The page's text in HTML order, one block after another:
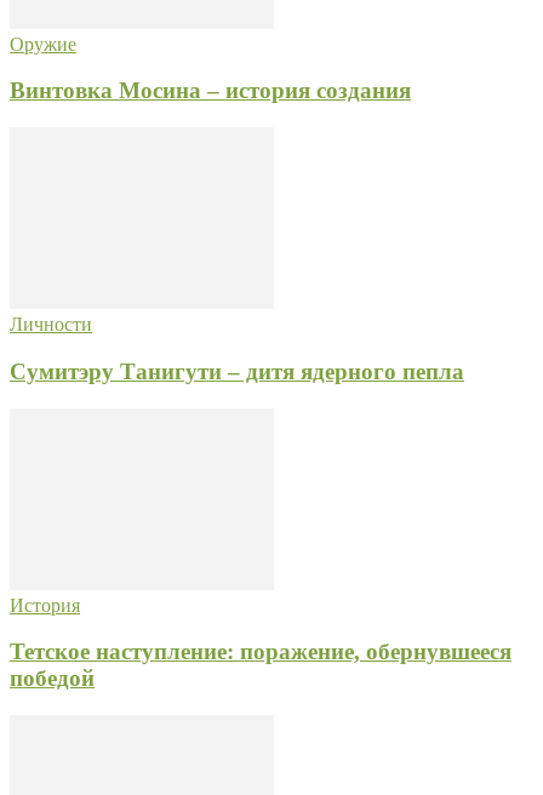
Оружие
Винтовка Мосина – история создания
Личности
Сумитэру Танигути – дитя ядерного пепла
История
Тетское наступление: поражение, обернувшееся
победой